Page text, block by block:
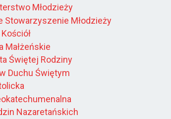
Młodzieży
Stowarzyszenie Młodzieży
Małżeńskie
Świętej Rodziny
Duchu Świętym
Nazaretańskich